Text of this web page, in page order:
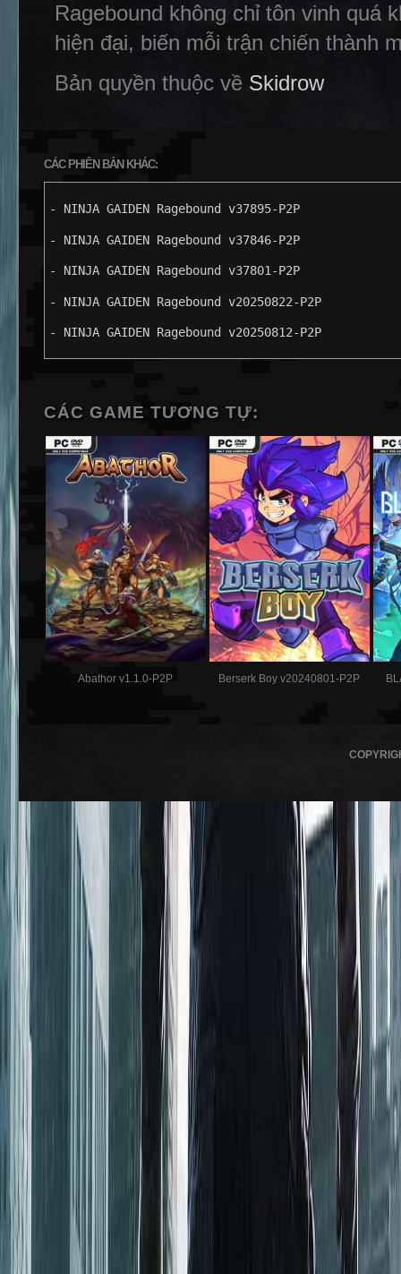
Ragebound không chỉ tôn vinh quá
hiện đại, biến mỗi trận chiến thành
Bản quyền thuộc về Skidrow
CÁC PHIÊN BẢN KHÁC:
- NINJA GAIDEN Ragebound v37895-P2P
- NINJA GAIDEN Ragebound v37846-P2P
- NINJA GAIDEN Ragebound v37801-P2P
- NINJA GAIDEN Ragebound v20250822-P2P
- NINJA GAIDEN Ragebound v20250812-P2P
CÁC GAME TƯƠNG TỰ:
Abathor v1.1.0-P2P Berserk Boy v20240801-P2P